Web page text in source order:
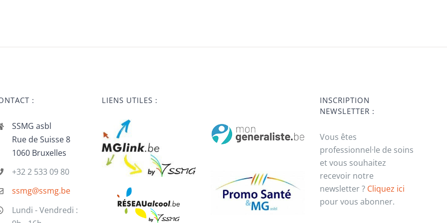
:
SSMG asbl
Rue de Suisse 8
1060 Bruxelles
+32 2 533 09 80
ssmg@ssmg.be
Lundi - Vendredi :
LIENS UTILES :
INSCRIPTION
NEWSLETTER :
Vous êtes
professionnel·le de soins
et vous souhaitez
recevoir notre
newsletter ? Cliquez ici
pour vous abonner.